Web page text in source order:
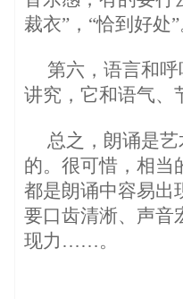
裁衣”，“恰到好处”
第六，语言和
讲究，它和语气、
总之，朗诵是
的。很可惜，相
都是朗诵中容易出
要口齿清淅、声音
现力……。